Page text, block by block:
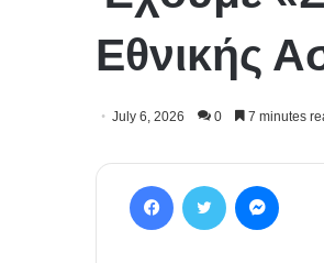
Εθνικής
July 6, 2026 0 7 minutes
Facebook Twitter